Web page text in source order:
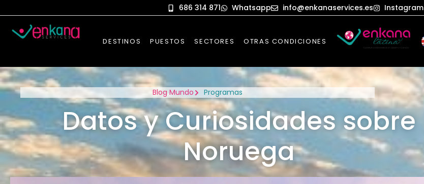
686 314 871 Whatsapp info@enkanaservices.es Instagram
DESTINOS PUESTOS SECTORES OTRAS CONDICIONES
Blog Mundo Programas
Datos y Curiosidades sobre
Noruega